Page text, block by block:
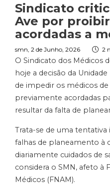
Sindicato
Ave por
acordadas a
smn 2 de Junho, 2026 2
O Sindicato dos Médicos
hoje a decisão da
de impedir os médicos
previamente acordadas
resultar da falta de
Trata-se de uma
falhas de planeamento à
diariamente cuidados de
considera o SMN, afeto à
Médicos (FNAM).